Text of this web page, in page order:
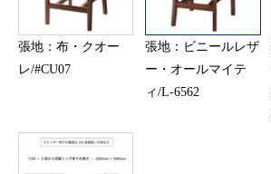
張地：布・クオー
レ/#CU07
張地：ビニールレザ
ー・オールマイテ
ィ/L-6562